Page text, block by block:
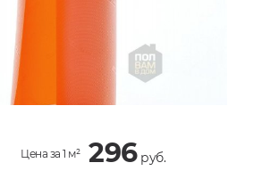
Цена за 1 м² 296руб.